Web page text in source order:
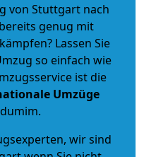
von Stuttgart nach
genug mit
Lassen Sie
so einfach wie
ist die
Umzüge
wir sind